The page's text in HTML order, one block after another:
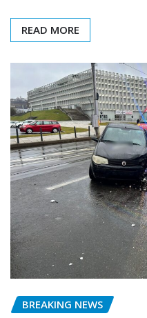
READ MORE
BREAKING NEWS